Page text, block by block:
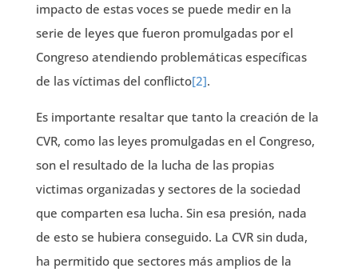
impacto de estas voces se puede medir en la
serie de leyes que fueron promulgadas por el
Congreso atendiendo problemáticas específicas
de las víctimas del conflicto[2].
Es importante resaltar que tanto la creación de la
CVR, como las leyes promulgadas en el Congreso,
son el resultado de la lucha de las propias
victimas organizadas y sectores de la sociedad
que comparten esa lucha. Sin esa presión, nada
de esto se hubiera conseguido. La CVR sin duda,
ha permitido que sectores más amplios de la